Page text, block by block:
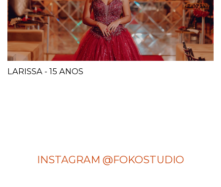
LARISSA - 15 ANOS
INSTAGRAM @FOKOSTUDIO